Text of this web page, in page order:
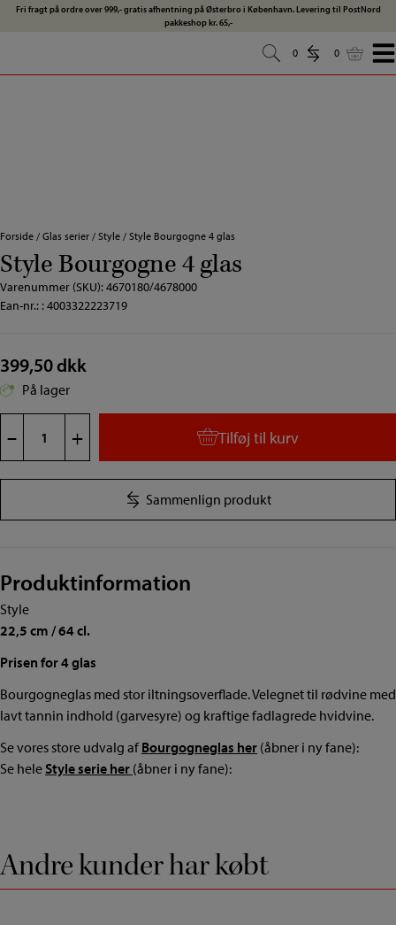
HopFri fragt på ordre over 999,- gratis afhentning på Østerbro i København. Levering til PostNord
pakkeshop kr. 65,-
0
0 0
0
Forside / Glas serier / Style / Style Bourgogne 4 glas
Style Bourgogne 4 glas
Varenummer (SKU):4670180/4678000
Ean-nr.: : 4003322223719
399,50dkk
På lager
–
Bourgogne
4
+ Tilføj til kurv
Sammenlign produkt
Produktinformation
Style
22,5 cm / 64 cl.
Prisen for 4 glas
Bourgogneglas med stor iltningsoverflade. Velegnet til rødvine med
lavt tannin indhold (garvesyre) og kraftige fadlagrede hvidvine.
Se vores store udvalg af Bourgogneglas her (åbner i ny fane):
Se heleStyle serie her (åbner i ny fane):
Andre kunder har købt